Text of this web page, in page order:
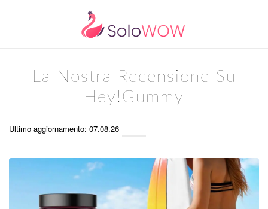
La Nostra Recensione Su
Hey!Gummy
Ultimo aggiornamento: 07.08.26